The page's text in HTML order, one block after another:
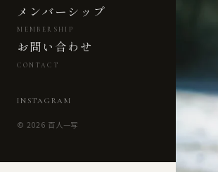
メンバーシップ
MEMBERSHIP
お問い合わせ
CONTACT
INSTAGRAM
© 2026 百人一写